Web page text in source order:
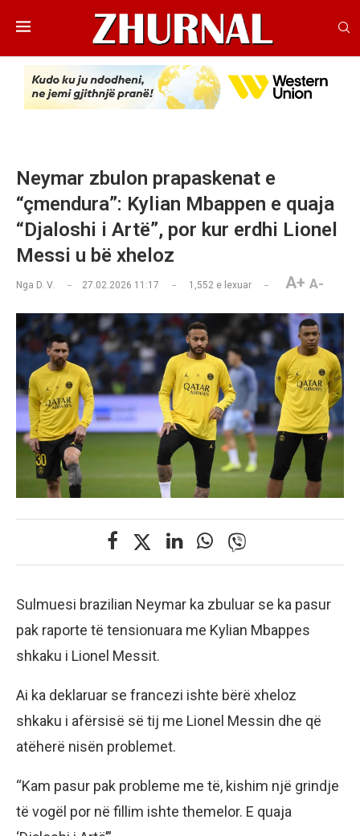
Neymar zbulon prapaskenat e
“çmendura”: Kylian Mbappen e quaja
“Djaloshi i Artë”, por kur erdhi Lionel
Messi u bë xheloz
Nga D. V. 27.02.2026 11:17 1,552 e lexuar A+ A-
Sulmuesi brazilian Neymar ka zbuluar se ka pasur
pak raporte të tensionuara me Kylian Mbappes
shkaku i Lionel Messit.
Ai ka deklaruar se francezi ishte bërë xheloz
shkaku i afërsisë së tij me Lionel Messin dhe që
atëherë nisën problemet.
“Kam pasur pak probleme me të, kishim një grindje
të vogël por në fillim ishte themelor. E quaja